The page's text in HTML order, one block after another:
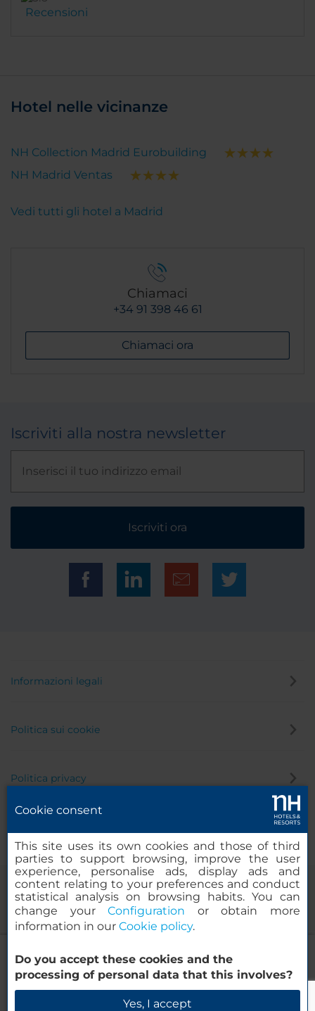
NH Madrid Paseo de la Habana
Verifica la disponibilità
Recensioni
Hotel nelle vicinanze
NH Collection Madrid Eurobuilding
NH Madrid Ventas
Vedi tutti gli hotel a Madrid
Chiamaci
+34 91 398 46 61
Chiamaci ora
Iscriviti alla nostra newsletter
Iscriviti ora
Informazioni legali
Politica sui cookie
Politica privacy
© 2000-2026 MINOR HOTELS EUROPE & AMERICAS Santa Engracia
120. 28003 Madrid, Spagna
Cookie consent
This site uses its own cookies and those of third
parties to support browsing, improve the user
experience, personalise ads, display ads and
content relating to your preferences and conduct
statistical analysis on browsing habits. You can
change yourConfiguration or obtain more
information in our Cookie policy.
Do you accept these cookies and the
processing of personal data that this involves?
Yes, I accept